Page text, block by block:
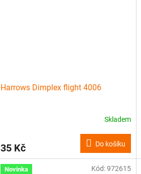
Harrows Dimplex flight 4006
Skladem
35 Kč Do košíku
Novinka Kód:972615